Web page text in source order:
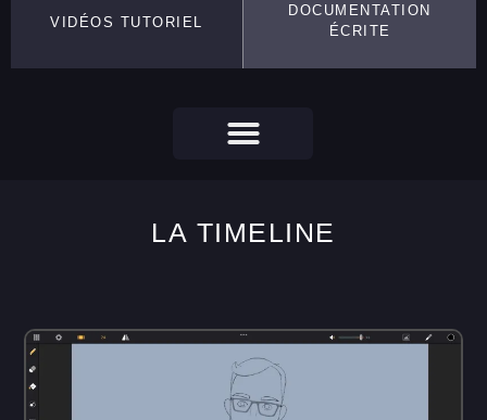
VIDÉOS TUTORIEL
DOCUMENTATION
ÉCRITE
LA TIMELINE